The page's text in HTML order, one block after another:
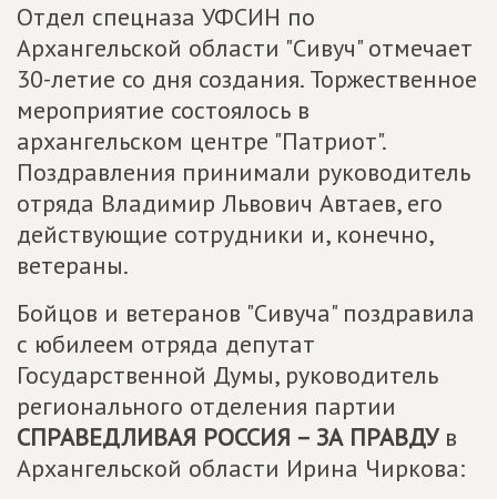
Отдел спецназа УФСИН по
Архангельской области "Сивуч" отмечает
30-летие со дня создания. Торжественное
мероприятие состоялось в
архангельском центре "Патриот".
Поздравления принимали руководитель
отряда Владимир Львович Автаев, его
действующие сотрудники и, конечно,
ветераны.
Бойцов и ветеранов "Сивуча" поздравила
с юбилеем отряда депутат
Государственной Думы, руководитель
регионального отделения партии
СПРАВЕДЛИВАЯ РОССИЯ – ЗА ПРАВДУв
Архангельской области Ирина Чиркова: